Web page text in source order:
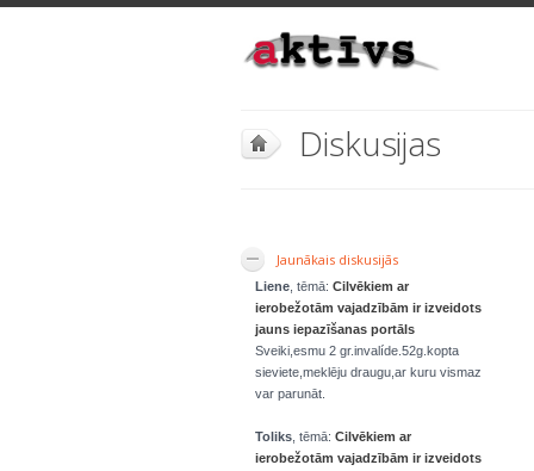
Diskusijas
Jaunākais diskusijās
Liene , tēmā: Cilvēkiem ar
ierobežotām vajadzībām ir izveidots
jauns iepazīšanas portāls
Sveiki,esmu 2 gr.invalíde.52g.kopta
sieviete,meklēju draugu,ar kuru vismaz
var parunāt.
Toliks , tēmā: Cilvēkiem ar
ierobežotām vajadzībām ir izveidots